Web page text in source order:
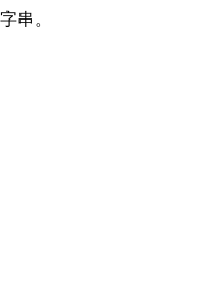
串。